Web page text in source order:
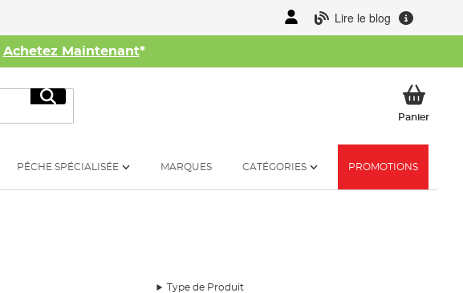
Lire le blog
Achetez Maintenant*
Rechercher
PanierMon
PÊCHE SPÉCIALISÉE MARQUES CATÉGORIES PROMOTIONS
Type de Produit